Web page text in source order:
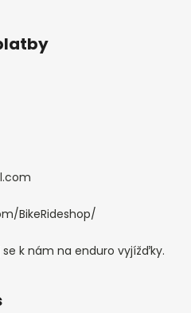
BikeRideshop/
k nám na enduro vyjížďky.